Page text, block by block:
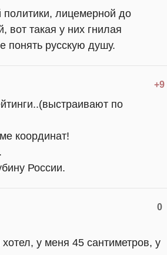
политики, лицемерной до
вот такая у них гнилая
понять русскую душу.
+9
по
координат!
России.
0
у меня 45 сантиметров, у